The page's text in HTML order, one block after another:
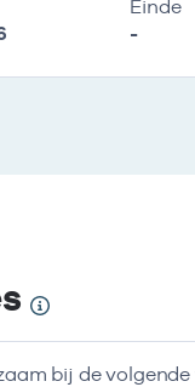
Einde
-
bij de